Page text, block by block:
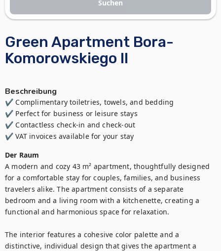
Green Apartment Bora-
Komorowskiego II
Beschreibung
✔ Complimentary toiletries, towels, and bedding
✔ Perfect for business or leisure stays
✔ Contactless check-in and check-out
✔ VAT invoices available for your stay
Der Raum
A modern and cozy 43 m² apartment, thoughtfully designed
for a comfortable stay for couples, families, and business
travelers alike. The apartment consists of a separate
bedroom and a living room with a kitchenette, creating a
functional and harmonious space for relaxation.
The interior features a cohesive color palette and a
distinctive, individual design that gives the apartment a
Suchen